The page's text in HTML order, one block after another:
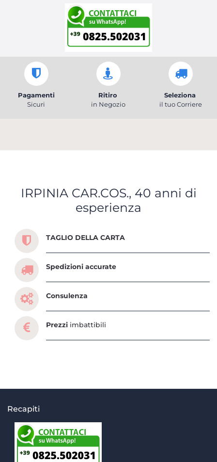
Pagamenti
Sicuri
Ritiro
in Negozio
Seleziona
il tuo Corriere
IRPINIA CAR.COS., 40 anni di
esperienza
Scopri tutti i servizi che ti abbiamo dedicato
TAGLIO DELLA CARTA
Spedizioni accurate
Consulenza
Prezzi imbattibili
Recapiti